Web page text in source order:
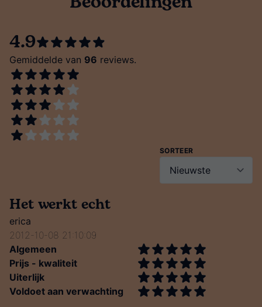
4.9
Gemiddelde van 96 reviews.
SORTEER
Het werkt echt
erica
2012-10-08 21:10:09
Algemeen
Prijs - kwaliteit
Uiterlijk
Voldoet aan verwachting